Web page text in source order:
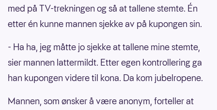
med på TV-trekningen og så at tallene stemte. Én
etter én kunne mannen sjekke av på kupongen sin.
- Ha ha, jeg måtte jo sjekke at tallene mine stemte,
sier mannen lattermildt. Etter egen kontrollering ga
han kupongen videre til kona. Da kom jubelropene.
Mannen, som ønsker å være anonym, forteller at